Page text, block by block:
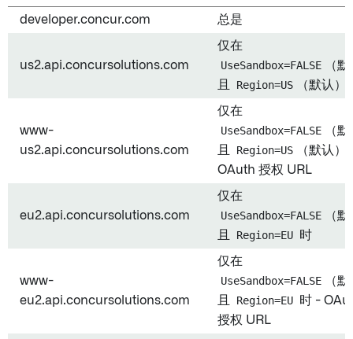
developer.concur.com 总是
us2.api.concursolutions.com
仅在
UseSandbox=FALSE
（
且
Region=US （默认）
www-
us2.api.concursolutions.com
仅在
UseSandbox=FALSE
（
且
Region=US
（默认）
OAuth 授权 URL
eu2.api.concursolutions.com
仅在
UseSandbox=FALSE
（
且
Region=EU 时
www-
eu2.api.concursolutions.com
仅在
UseSandbox=FALSE
（
且
Region=EU
时 -
授权 URL